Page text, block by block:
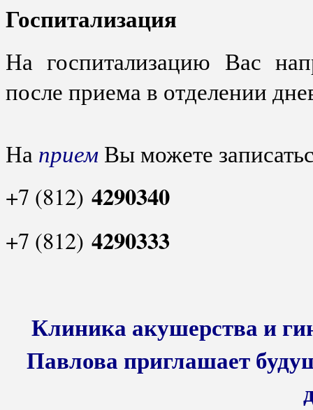
Госпитализация
На госпитализацию Вас
после приема в отделении
На прием Вы можете
+7 (812) 4290340
+7 (812) 4290333
Клиника акушерства и
Павлова приглашает